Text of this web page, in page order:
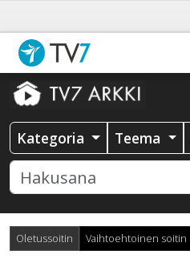
Kategoria Teema
Oletussoitin Vaihtoehtoinen soitin